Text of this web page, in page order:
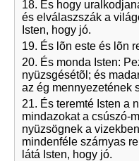
18. És hogy
és elválaszszák a
Isten, hogy jó.
19. És lõn este és lõn
20. És monda Isten:
nyüzsgésétõl; és
az ég mennyezetének
21. És teremté Isten a
mindazokat a csúszó-
nyüzsögnek a
mindenféle szárnyas
látá Isten, hogy jó.